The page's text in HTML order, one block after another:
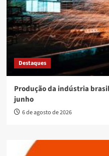
Destaques
Produção da indústria
junho
6 de agosto de 2026